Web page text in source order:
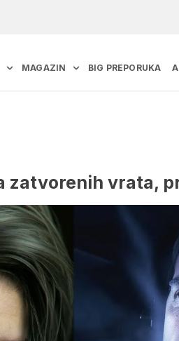
MAGAZIN BIG PREPORUKA
zatvorenih vrata,